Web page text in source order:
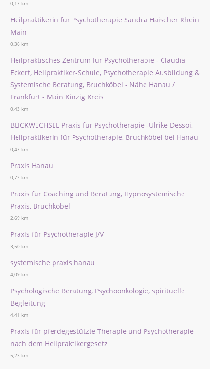
0,17 km
Heilpraktikerin für Psychotherapie Sandra Haischer Rhein
Main
0,36 km
Heilpraktisches Zentrum für Psychotherapie - Claudia
Eckert, Heilpraktiker-Schule, Psychotherapie Ausbildung &
Systemische Beratung, Bruchköbel - Nähe Hanau /
Frankfurt - Main Kinzig Kreis
0,43 km
BLICKWECHSEL Praxis für Psychotherapie -Ulrike Dessoi,
Heilpraktikerin für Psychotherapie, Bruchköbel bei Hanau
0,47 km
Praxis Hanau
0,72 km
Praxis für Coaching und Beratung, Hypnosystemische
Praxis, Bruchköbel
2,69 km
Praxis für Psychotherapie J/V
3,50 km
systemische praxis hanau
4,09 km
Psychologische Beratung, Psychoonkologie, spirituelle
Begleitung
4,41 km
Praxis für pferdegestützte Therapie und Psychotherapie
nach dem Heilpraktikergesetz
5,23 km